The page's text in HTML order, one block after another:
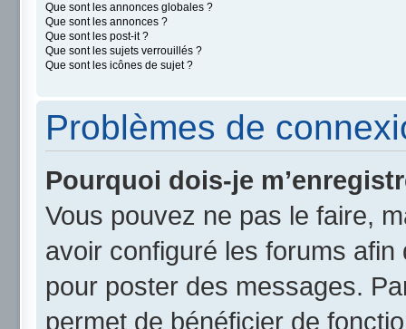
Que sont les annonces globales ?
Que sont les annonces ?
Que sont les post-it ?
Que sont les sujets verrouillés ?
Que sont les icônes de sujet ?
Problèmes de
Pourquoi dois-je
Vous pouvez ne pas le faire,
avoir configuré les forums afin
pour poster des messages.
permet de bénéficier de